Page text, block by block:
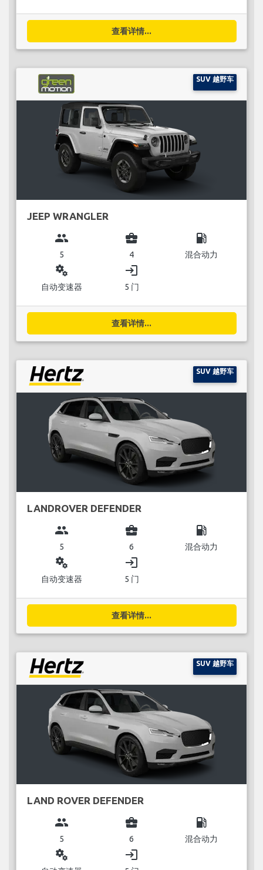
查看详情...
SUV 越野车
JEEP WRANGLER
group
5
business_center
4
local_gas_station
混合动力
miscellaneous_services
自动变速器
login
5 门
查看详情...
SUV 越野车
LANDROVER DEFENDER
group
5
business_center
6
local_gas_station
混合动力
miscellaneous_services
自动变速器
login
5 门
查看详情...
SUV 越野车
LAND ROVER DEFENDER
group
5
business_center
6
local_gas_station
混合动力
miscellaneous_services login